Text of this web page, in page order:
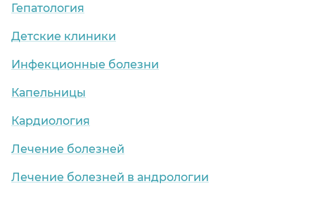
Гепатология
Детские клиники
Инфекционные болезни
Капельницы
Кардиология
Лечение болезней
Лечение болезней в андрологии